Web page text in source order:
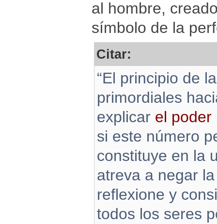
al hombre,
símbolo de la
Citar:
“El principio de
primordiales
explicar el poder
si este número
constituye en la
atreva a negar
reflexione y
todos los seres